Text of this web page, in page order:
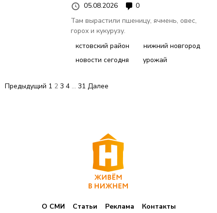
05.08.2026
0
Там вырастили пшеницу, ячмень, овес,
горох и кукурузу.
кстовский район
нижний новгород
новости сегодня
урожай
П
Предыдущий 1 2 3 4 … 31 Далее
О СМИ Статьи Реклама
Контакты